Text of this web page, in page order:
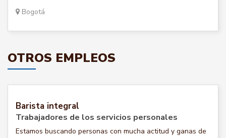
Bogotá
OTROS EMPLEOS
Barista integral
Trabajadores de los servicios personales
Estamos buscando personas con mucha actitud y ganas de